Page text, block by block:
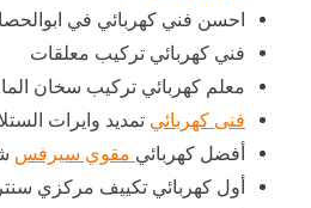
احسن فني كهربائي في
فني كهربائي تركيب معلقات
معلم كهربائي تركيب سخان
فنى كهربائي تمديد وايرات
أفضل كهربائي مقوي سيرفس
أول كهربائي تكييف مركزي